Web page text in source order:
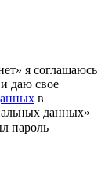
я соглашаюсь
и даю свое
в
данных»
пароль